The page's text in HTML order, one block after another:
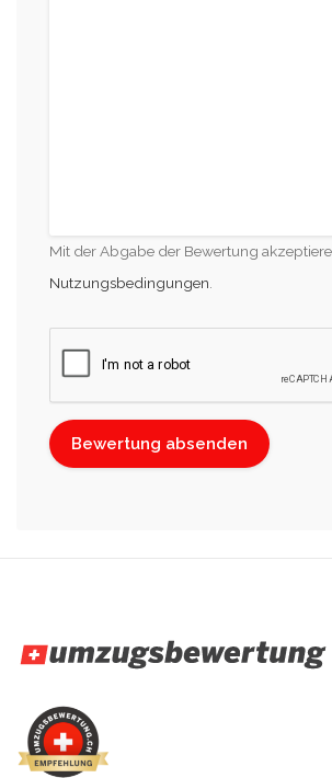
Mit der Abgabe der Bewertung
Nutzungsbedingungen